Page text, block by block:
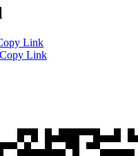
Link
Copy Link